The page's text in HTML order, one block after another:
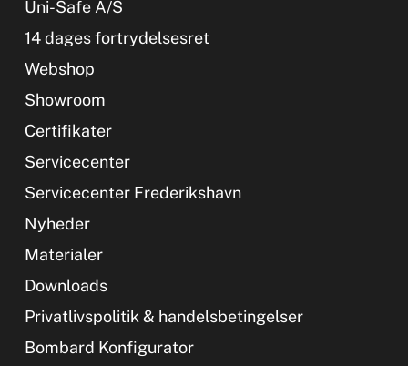
Uni-Safe A/S
14 dages fortrydelsesret
Webshop
Showroom
Certifikater
Servicecenter
Servicecenter Frederikshavn
Nyheder
Materialer
Downloads
Privatlivspolitik & handelsbetingelser
Bombard Konfigurator